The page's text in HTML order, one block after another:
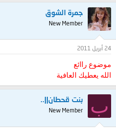
جمرة الشوق
New Member
24 أبريل 2011
موضوع راائع
الله يعطيك العافية
ب بنت قحطان||..
New Member